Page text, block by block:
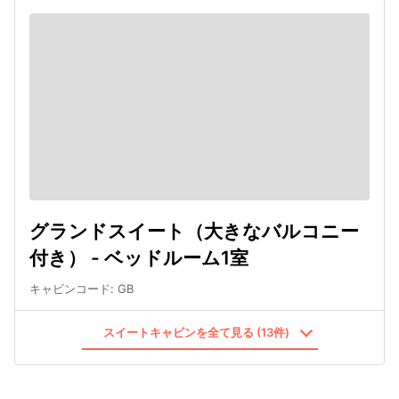
グランドスイート（大きなバルコニー
付き） - ベッドルーム1室
キャビンコード: GB
スイートキャビンを全て見る (13件)